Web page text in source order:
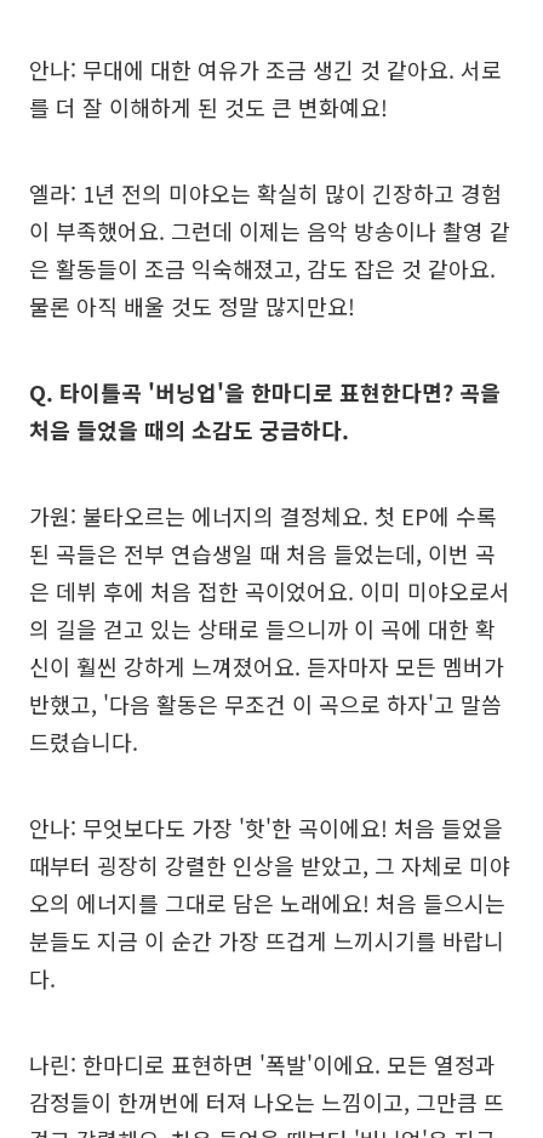
안나: 무대에 대한 여유가 조금 생긴 것 같아요. 서로
를 더 잘 이해하게 된 것도 큰 변화예요!
엘라: 1년 전의 미야오는 확실히 많이 긴장하고 경험
이 부족했어요. 그런데 이제는 음악 방송이나 촬영 같
은 활동들이 조금 익숙해졌고, 감도 잡은 것 같아요.
물론 아직 배울 것도 정말 많지만요!
Q. 타이틀곡 '버닝업'을 한마디로 표현한다면? 곡을
처음 들었을 때의 소감도 궁금하다.
가원: 불타오르는 에너지의 결정체요. 첫 EP에 수록
된 곡들은 전부 연습생일 때 처음 들었는데, 이번 곡
은 데뷔 후에 처음 접한 곡이었어요. 이미 미야오로서
의 길을 걷고 있는 상태로 들으니까 이 곡에 대한 확
신이 훨씬 강하게 느껴졌어요. 듣자마자 모든 멤버가
반했고, '다음 활동은 무조건 이 곡으로 하자'고 말씀
드렸습니다.
안나: 무엇보다도 가장 '핫'한 곡이에요! 처음 들었을
때부터 굉장히 강렬한 인상을 받았고, 그 자체로 미야
오의 에너지를 그대로 담은 노래에요! 처음 들으시는
분들도 지금 이 순간 가장 뜨겁게 느끼시기를 바랍니
다.
나린: 한마디로 표현하면 '폭발'이에요. 모든 열정과
감정들이 한꺼번에 터져 나오는 느낌이고, 그만큼 뜨